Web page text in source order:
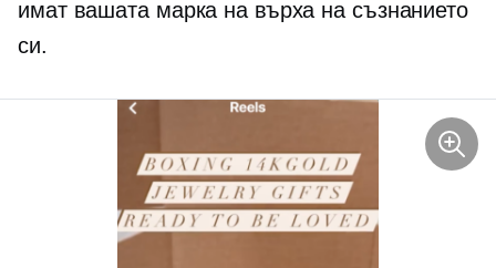
имат вашата марка на върха на съзнанието
си.